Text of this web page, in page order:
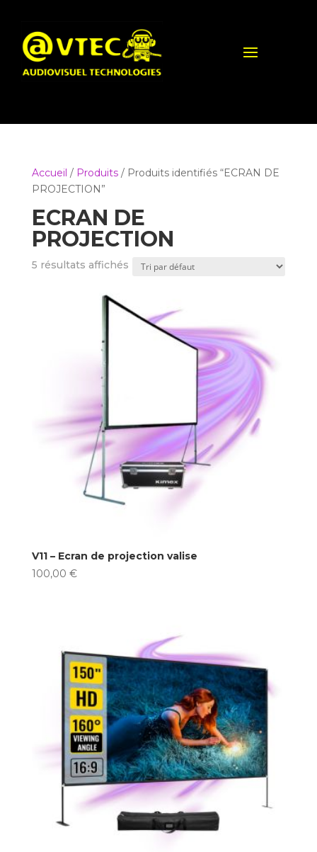
Accueil / Produits/ Produits identifiés “ECRAN DE
PROJECTION”
ECRAN DE
PROJECTION
5 résultats affichés
V11 – Ecran de projection valise
100,00 €